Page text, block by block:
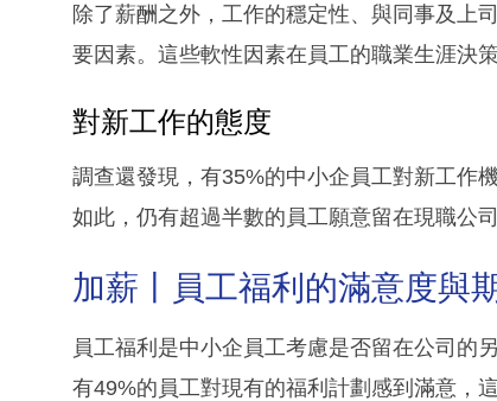
除了薪酬之外，工作的穩定性、與同事及上
要因素。這些軟性因素在員工的職業生涯決
對新工作的態度
調查還發現，有35%的中小企員工對新工作
如此，仍有超過半數的員工願意留在現職公
加薪丨員工福利的滿意度與
員工福利是中小企員工考慮是否留在公司的
有49%的員工對現有的福利計劃感到滿意，